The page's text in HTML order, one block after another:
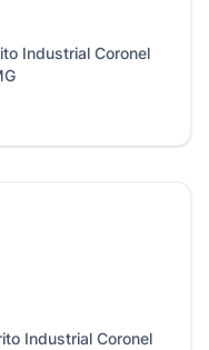
Industrial Coronel
Industrial Coronel